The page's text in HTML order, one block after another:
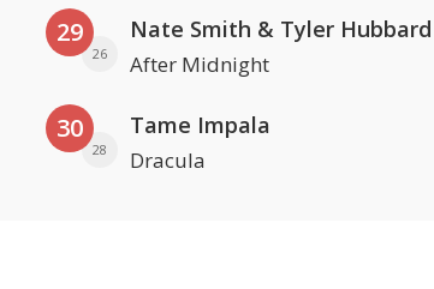
29
26
Nate Smith & Tyler Hubbard
After Midnight
30
28
Tame Impala
Dracula